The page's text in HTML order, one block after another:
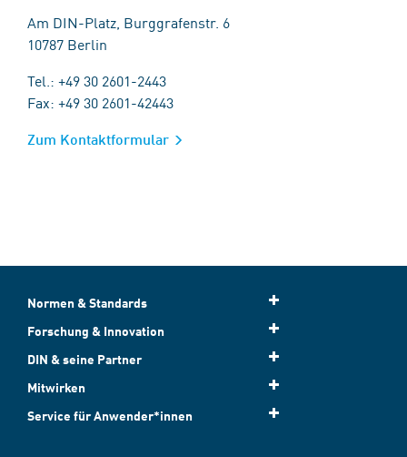
Am DIN-Platz, Burggrafenstr. 6
10787 Berlin
Tel.: +49 30 2601-2443
Fax: +49 30 2601-42443
Zum Kontaktformular
Normen & Standards
Forschung & Innovation
DIN & seine Partner
Mitwirken
Service für Anwender*innen